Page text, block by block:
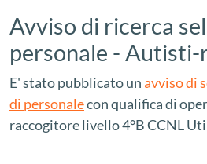
Avviso di ricerca
personale -
E' stato pubblicato unavviso di
di personalecon qualifica di
raccogitore livello 4°B CCNL